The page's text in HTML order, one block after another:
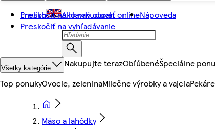
Preskočiť na hlavný obsah
Preskočiť na vyhľadávanie
English Ako nakupovať onlineNápoveda
Všetky kategórie Nakupujte terazObľúbenéŠpeciálne
Top ponukyOvocie, zeleninaMliečne výrobky a vajcia
Mäso a lahôdky